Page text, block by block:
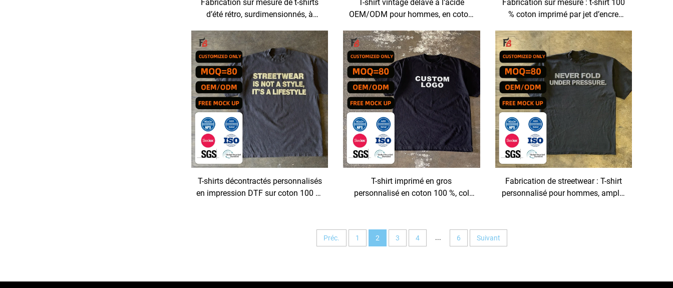
Fabrication sur mesure de t-shirts
d’été rétro, surdimensionnés, à
effet délavé acide, pour hommes
T-shirt vintage délavé à l’acide
OEM/ODM pour hommes, en coton,
shirts personnalisés pour hommes
ornés de strass
Fabrication sur mesure : t-shirt 100
% coton imprimé par jet d’encre
carrée et effet délavé acide, pour
homme
T-shirts décontractés personnalisés
en impression DTF sur coton 100 %,
T-shirt imprimé en gros
personnalisé en coton 100 %, col
hommes
Fabrication de streetwear : T-shirt
personnalisé pour hommes, ample,
Préc. 1 2 3 4 ... 6 Suivant